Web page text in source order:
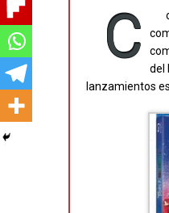
C
del
lanzamientos